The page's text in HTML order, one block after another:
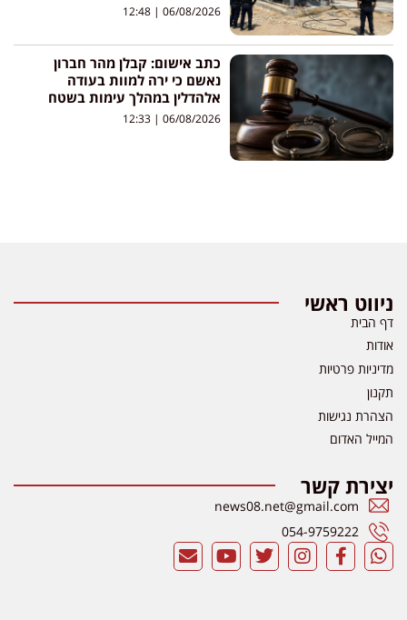
06/08/2026
כתב אישום: קבלן מהר חברון
נאשם כי ירה למוות בעודה
אלהדלין במהלך עימות בשטח
06/08/2026
ניווט ראשי
דף הבית
אודות
מדיניות פרטיות
תקנון
הצהרת נגישות
המייל האדום
יצירת קשר
news08.net@gmail.com
054-9759222